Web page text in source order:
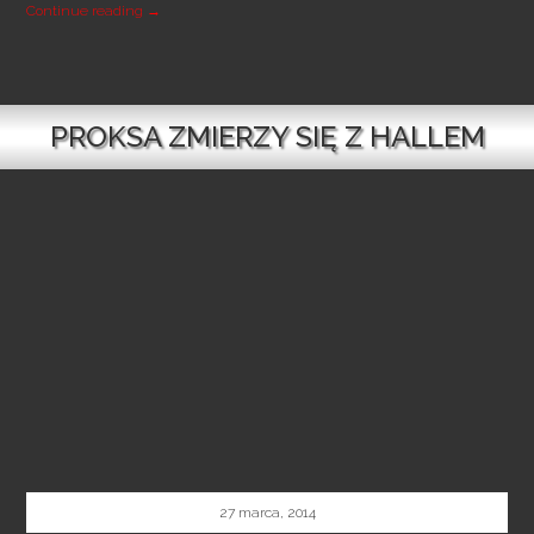
Continue reading BRYTYJSKIE DERBY!
→
PROKSA ZMIERZY SIĘ Z HALLEM
27 marca, 2014